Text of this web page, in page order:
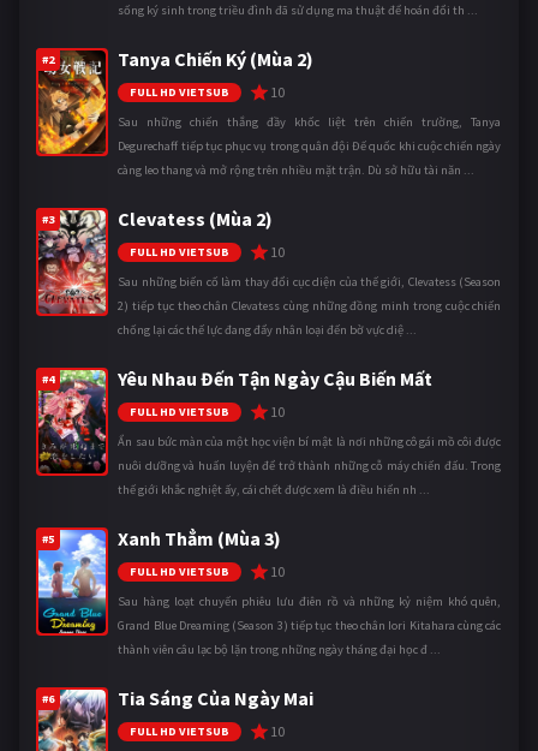
sống ký sinh trong triều đình đã sử dụng ma thuật để hoán đổi th ...
#2 Tanya Chiến Ký (Mùa 2)
FULL HD VIETSUB 10
Sau những chiến thắng đầy khốc liệt trên chiến trường, Tanya
Degurechaff tiếp tục phục vụ trong quân đội Đế quốc khi cuộc chiến ngày
càng leo thang và mở rộng trên nhiều mặt trận. Dù sở hữu tài năn ...
#3 Clevatess (Mùa 2)
FULL HD VIETSUB 10
Sau những biến cố làm thay đổi cục diện của thế giới, Clevatess (Season
2) tiếp tục theo chân Clevatess cùng những đồng minh trong cuộc chiến
chống lại các thế lực đang đẩy nhân loại đến bờ vực diệ ...
#4 Yêu Nhau Đến Tận Ngày Cậu Biến Mất
FULL HD VIETSUB 10
Ẩn sau bức màn của một học viện bí mật là nơi những cô gái mồ côi được
nuôi dưỡng và huấn luyện để trở thành những cỗ máy chiến đấu. Trong
thế giới khắc nghiệt ấy, cái chết được xem là điều hiển nh ...
#5 Xanh Thẳm (Mùa 3)
FULL HD VIETSUB 10
Sau hàng loạt chuyến phiêu lưu điên rồ và những kỷ niệm khó quên,
Grand Blue Dreaming (Season 3) tiếp tục theo chân Iori Kitahara cùng các
thành viên câu lạc bộ lặn trong những ngày tháng đại học đ ...
#6 Tia Sáng Của Ngày Mai
FULL HD VIETSUB 10